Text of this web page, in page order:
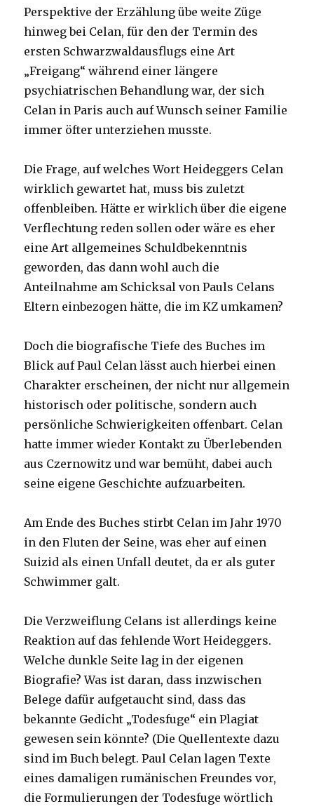
Perspektive der Erzählung übe weite Züge
hinweg bei Celan, für den der Termin des
ersten Schwarzwaldausflugs eine Art
„Freigang“ während einer längere
psychiatrischen Behandlung war, der sich
Celan in Paris auch auf Wunsch seiner Familie
immer öfter unterziehen musste.
Die Frage, auf welches Wort Heideggers Celan
wirklich gewartet hat, muss bis zuletzt
offenbleiben. Hätte er wirklich über die eigene
Verflechtung reden sollen oder wäre es eher
eine Art allgemeines Schuldbekenntnis
geworden, das dann wohl auch die
Anteilnahme am Schicksal von Pauls Celans
Eltern einbezogen hätte, die im KZ umkamen?
Doch die biografische Tiefe des Buches im
Blick auf Paul Celan lässt auch hierbei einen
Charakter erscheinen, der nicht nur allgemein
historisch oder politische, sondern auch
persönliche Schwierigkeiten offenbart. Celan
hatte immer wieder Kontakt zu Überlebenden
aus Czernowitz und war bemüht, dabei auch
seine eigene Geschichte aufzuarbeiten.
Am Ende des Buches stirbt Celan im Jahr 1970
in den Fluten der Seine, was eher auf einen
Suizid als einen Unfall deutet, da er als guter
Schwimmer galt.
Die Verzweiflung Celans ist allerdings keine
Reaktion auf das fehlende Wort Heideggers.
Welche dunkle Seite lag in der eigenen
Biografie? Was ist daran, dass inzwischen
Belege dafür aufgetaucht sind, dass das
bekannte Gedicht „Todesfuge“ ein Plagiat
gewesen sein könnte? (Die Quellentexte dazu
sind im Buch belegt. Paul Celan lagen Texte
eines damaligen rumänischen Freundes vor,
die Formulierungen der Todesfuge wörtlich